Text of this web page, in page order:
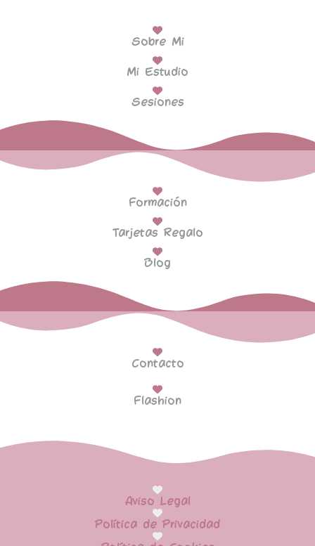
Sobre Mi
Mi Estudio
Sesiones
Formación
Tarjetas Regalo
Blog
Contacto
Flashion
Aviso Legal
Política de Privacidad